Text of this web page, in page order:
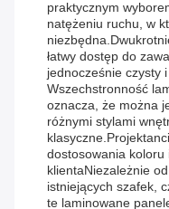
praktycznym
natężeniu ruchu, w
łatwy dostęp do
jednocześnie czysty
Wszechstronność
oznacza, że można
różnymi stylami
dostosowania
klientaNiezależnie
istniejących szafek,
te laminowane